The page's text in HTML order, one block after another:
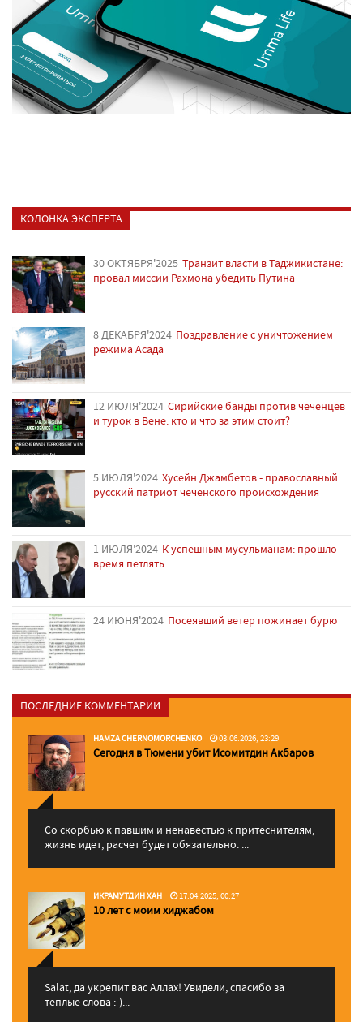
КОЛОНКА ЭКСПЕРТА
30 ОКТЯБРЯ'2025 Транзит власти в Таджикистане:
провал миссии Рахмона убедить Путина
8 ДЕКАБРЯ'2024 Поздравление с уничтожением
режима Асада
12 ИЮЛЯ'2024 Сирийские банды против чеченцев
и турок в Вене: кто и что за этим стоит?
5 ИЮЛЯ'2024 Хусейн Джамбетов - православный
русский патриот чеченского происхождения
1 ИЮЛЯ'2024 К успешным мусульманам: прошло
время петлять
24 ИЮНЯ'2024 Посеявший ветер пожинает бурю
ПОСЛЕДНИЕ КОММЕНТАРИИ
HAMZA CHERNOMORCHENKO 03.06.2026, 23:29
Сегодня в Тюмени убит Исомитдин Акбаров
Со скорбью к павшим и ненавестью к притеснителям,
жизнь идет, расчет будет обязательно. ...
ИКРАМУТДИН ХАН 17.04.2025, 00:27
10 лет с моим хиджабом
Salat, да укрепит вас Аллаx! Увидели, спасибо за
теплые слова :-)...